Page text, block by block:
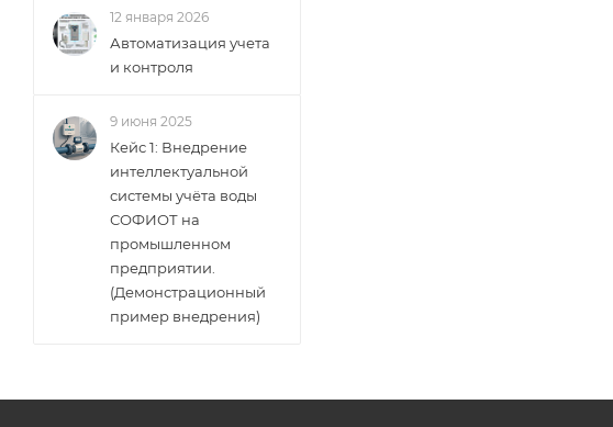
12 января 2026
Автоматизация учета
и контроля
9 июня 2025
Кейс 1: Внедрение
интеллектуальной
системы учёта воды
СОФИОТ на
промышленном
предприятии.
(Демонстрационный
пример внедрения)